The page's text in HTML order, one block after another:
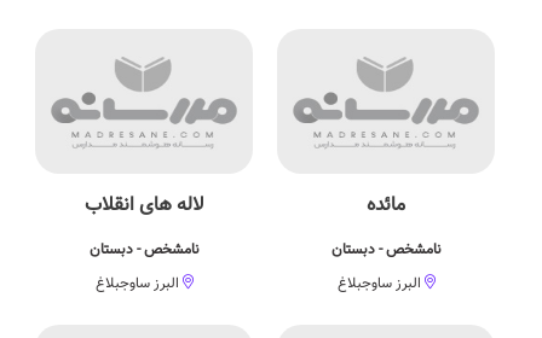
مائده
نامشخص - دبستان
البرز ساوجبلاغ
لاله های انقلاب
نامشخص - دبستان
البرز ساوجبلاغ